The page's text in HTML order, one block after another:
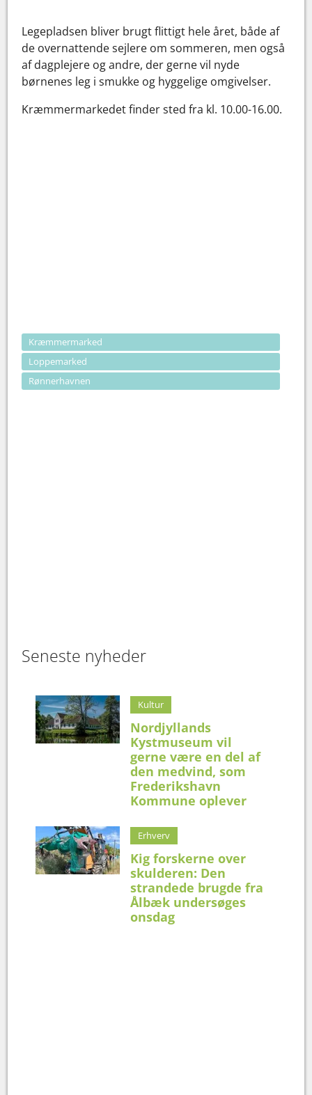
Legepladsen bliver brugt flittigt hele året, både af
de overnattende sejlere om sommeren, men også
af dagplejere og andre, der gerne vil nyde
børnenes leg i smukke og hyggelige omgivelser.
Kræmmermarkedet finder sted fra kl. 10.00-16.00.
Kræmmermarked
Loppemarked
Rønnerhavnen
Seneste nyheder
Kultur
Nordjyllands
Kystmuseum vil
gerne være en del af
den medvind, som
Frederikshavn
Kommune oplever
Erhverv
Kig forskerne over
skulderen: Den
strandede brugde fra
Ålbæk undersøges
onsdag